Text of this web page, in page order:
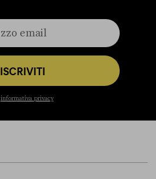
ISCRIVITI
informativa privacy